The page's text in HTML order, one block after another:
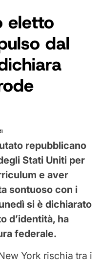
eletto
dal
repubblicano
Stati Uniti per
e aver
sontuoso con i
si è dichiarato
d’identità, ha
federale.
York rischia tra i